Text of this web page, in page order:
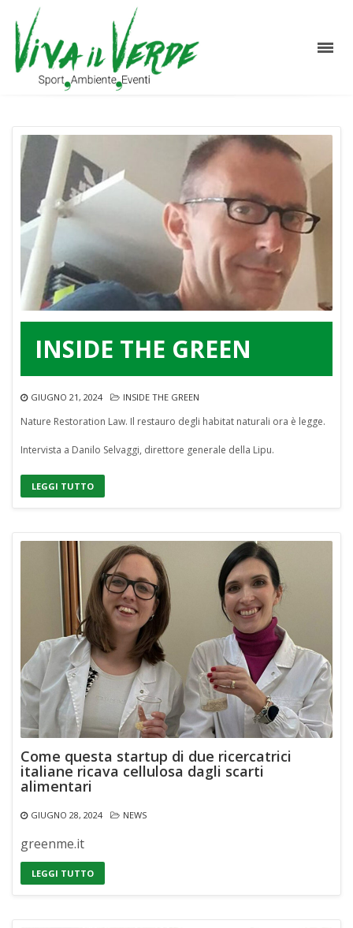
INSIDE THE GREEN
GIUGNO 21, 2024 INSIDE THE GREEN
Nature Restoration Law. Il restauro degli habitat naturali ora è legge.
Intervista a Danilo Selvaggi, direttore generale della Lipu.
LEGGI TUTTO
Come questa startup di due ricercatrici
italiane ricava cellulosa dagli scarti
alimentari
GIUGNO 28, 2024 NEWS
greenme.it
LEGGI TUTTO